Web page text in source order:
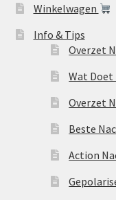
Winkelwagen
Info & Tips
Overzet
Wat Doet
Overzet
Beste
Action